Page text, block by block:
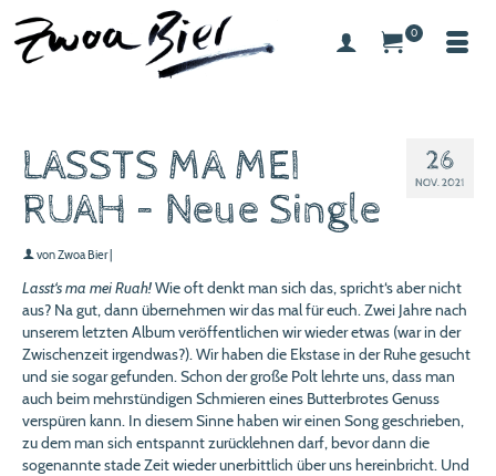
0
26
NOV. 2021
LASSTS MA MEI
RUAH – Neue Single
vonZwoa Bier
Lasst‘s ma mei Ruah!Wie oft denkt man sich das, spricht‘s aber nicht
aus? Na gut, dann übernehmen wir das mal für euch. Zwei Jahre nach
unserem letzten Album veröffentlichen wir wieder etwas (war in der
Zwischenzeit irgendwas?). Wir haben die Ekstase in der Ruhe gesucht
und sie sogar gefunden. Schon der große Polt lehrte uns, dass man
auch beim mehrstündigen Schmieren eines Butterbrotes Genuss
verspüren kann. In diesem Sinne haben wir einen Song geschrieben,
zu dem man sich entspannt zurücklehnen darf, bevor dann die
sogenannte stade Zeit wieder unerbittlich über uns hereinbricht. Und